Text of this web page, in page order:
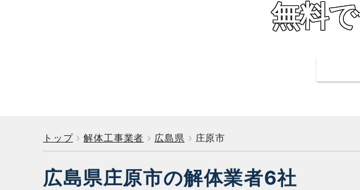
無料
トップ 解体工事業者 広島県 庄原市
広島県庄原市の解体業者6社